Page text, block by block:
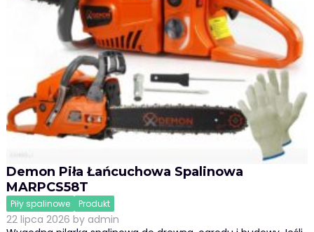
Demon Piła Łańcuchowa Spalinowa
MARPCS58T
Piły spalinowe Produkt
22 lipca 2026 by admin